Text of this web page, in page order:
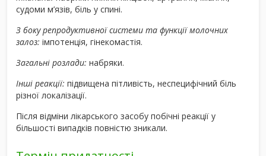
судоми м’язів, біль у спині.
З боку репродуктивної системи та функції молочних
залоз: імпотенція, гінекомастія.
Загальні розлади: набряки.
Інші реакції: підвищена пітливість, неспецифічний біль
різної локалізації.
Після відміни лікарського засобу побічні реакції у
більшості випадків повністю зникали.